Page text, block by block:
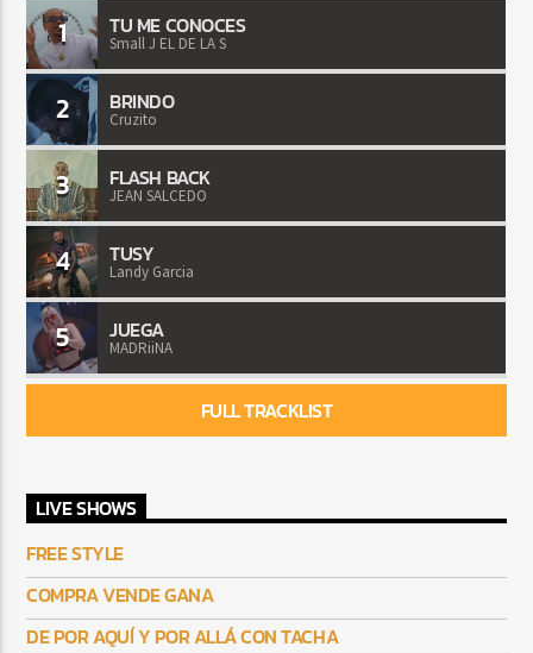
1 TU ME CONOCES
Small J EL DE LA S
2 BRINDO
Cruzito
3 FLASH BACK
JEAN SALCEDO
4 TUSY
Landy Garcia
5 JUEGA
MADRiiNA
FULL TRACKLIST
LIVE SHOWS
FREE STYLE
COMPRA VENDE GANA
DE POR AQUÍ Y POR ALLÁ CON TACHA